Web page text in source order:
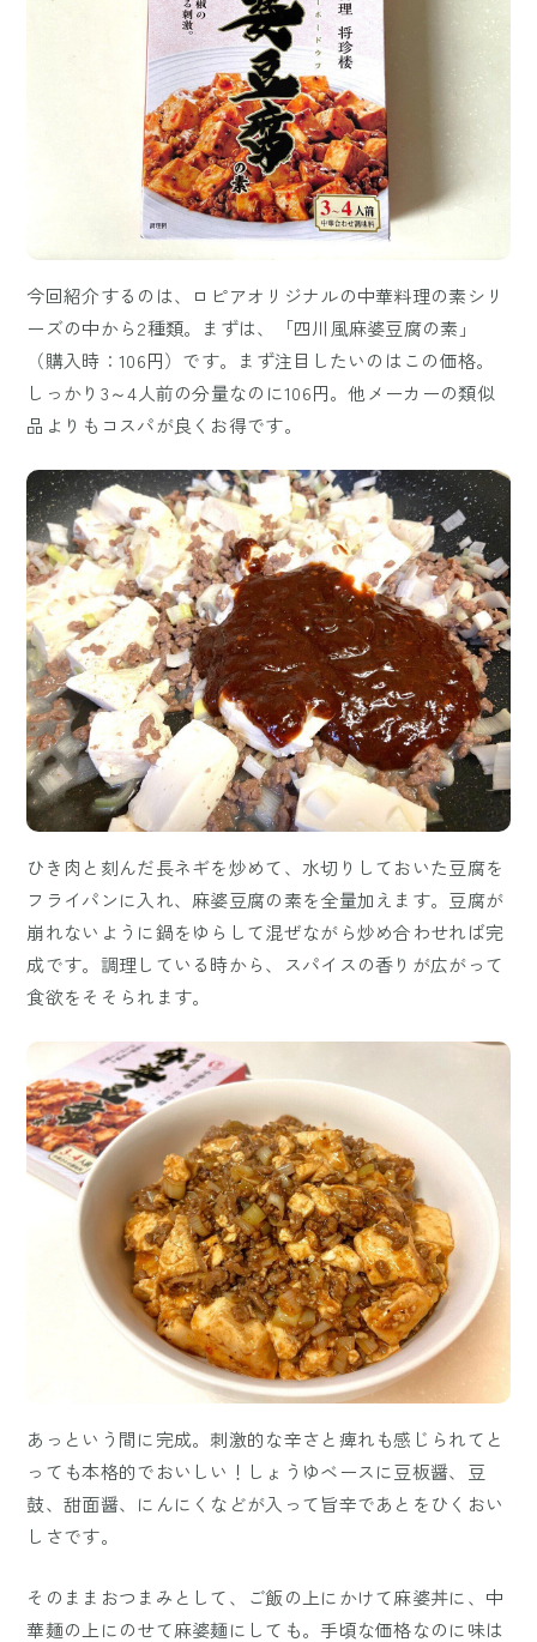
今回紹介するのは、ロピアオリジナルの中華料理の素シリ
ーズの中から2種類。まずは、「四川風麻婆豆腐の素」
（購入時：106円）です。まず注目したいのはこの価格。
しっかり3～4人前の分量なのに106円。他メーカーの類似
品よりもコスパが良くお得です。
ひき肉と刻んだ長ネギを炒めて、水切りしておいた豆腐を
フライパンに入れ、麻婆豆腐の素を全量加えます。豆腐が
崩れないように鍋をゆらして混ぜながら炒め合わせれば完
成です。調理している時から、スパイスの香りが広がって
食欲をそそられます。
あっという間に完成。刺激的な辛さと痺れも感じられてと
っても本格的でおいしい！しょうゆベースに豆板醤、豆
鼓、甜面醤、にんにくなどが入って旨辛であとをひくおい
しさです。
そのままおつまみとして、ご飯の上にかけて麻婆丼に、中
華麺の上にのせて麻婆麺にしても。手頃な価格なのに味は